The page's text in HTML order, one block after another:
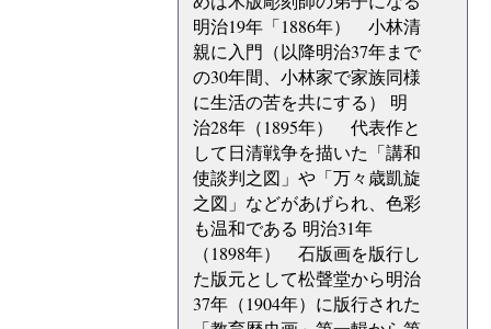
明治19年「1886年） 小林清
親に入門（以降明治37年まで
の30年間、小林家で家族同様
に生活の苦を共にする） 明
治28年（1895年） 代表作と
して日清戦争を描いた「講和
使談判之図」や「万々歳凱旋
之図」などがあげられ、色彩
も温和である 明治31年
（1898年） 石版画を版行し
た版元として松聲堂から明治
37年（1904年）に版行された